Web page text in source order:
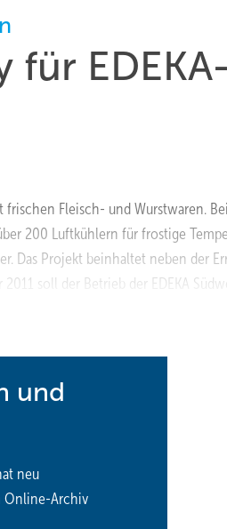
für EDEKA-
Fleisch- und Wurstwaren.
200 Luftkühlern für frostige
Das Projekt beinhaltet neben der
soll der Betrieb der EDEKA
und
neu
Online-Archiv